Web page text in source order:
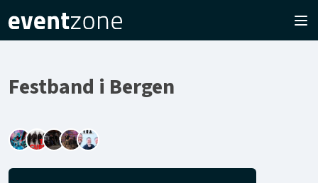
Festband i Bergen